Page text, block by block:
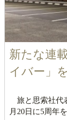
新たな連
イバー」
旅と思索社代
月20日に5周年